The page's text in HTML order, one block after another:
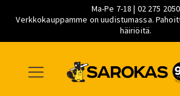
Ma-Pe 7-18 | 02 275 2050
Verkkokauppamme on uudistumassa.
häiriöitä.
navigointiin
sisältöön
pääsisältöön